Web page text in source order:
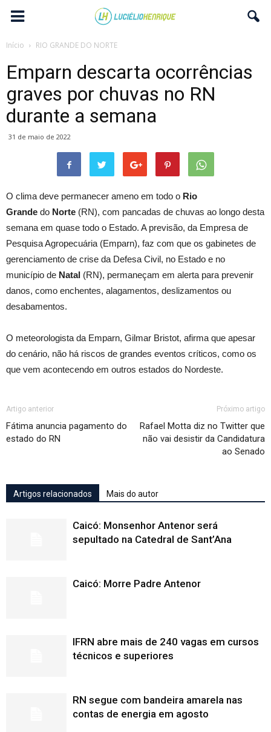
Início RIO GRANDE DO NORTE
Emparn descarta ocorrências
graves por chuvas no RN
durante a semana
31 de maio de 2022
O clima deve permanecer ameno em todo o Rio
Grande do Norte (RN), com pancadas de chuvas ao longo desta
semana em quase todo o Estado. A previsão, da Empresa de
Pesquisa Agropecuária (Emparn), faz com que os gabinetes de
gerenciamento de crise da Defesa Civil, no Estado e no
município de Natal (RN), permaneçam em alerta para prevenir
danos, como enchentes, alagamentos, deslizamentos ou
desabamentos.
O meteorologista da Emparn, Gilmar Bristot, afirma que apesar
do cenário, não há riscos de grandes eventos críticos, como os
que vem acontecendo em outros estados do Nordeste.
Artigo anterior
Fátima anuncia pagamento do
estado do RN
Próximo artigo
Rafael Motta diz no Twitter que
não vai desistir da Candidatura
ao Senado
Artigos relacionados Mais do autor
Caicó: Monsenhor Antenor será
sepultado na Catedral de Sant’Ana
Caicó: Morre Padre Antenor
IFRN abre mais de 240 vagas em cursos
técnicos e superiores
RN segue com bandeira amarela nas
contas de energia em agosto